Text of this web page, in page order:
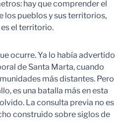
hay que comprender el
los pueblos y sus territorios,
el territorio.
ocurre. Ya lo había advertido
de Santa Marta, cuando
más distantes. Pero
es una batalla más en esta
La consulta previa no es
construido sobre siglos de